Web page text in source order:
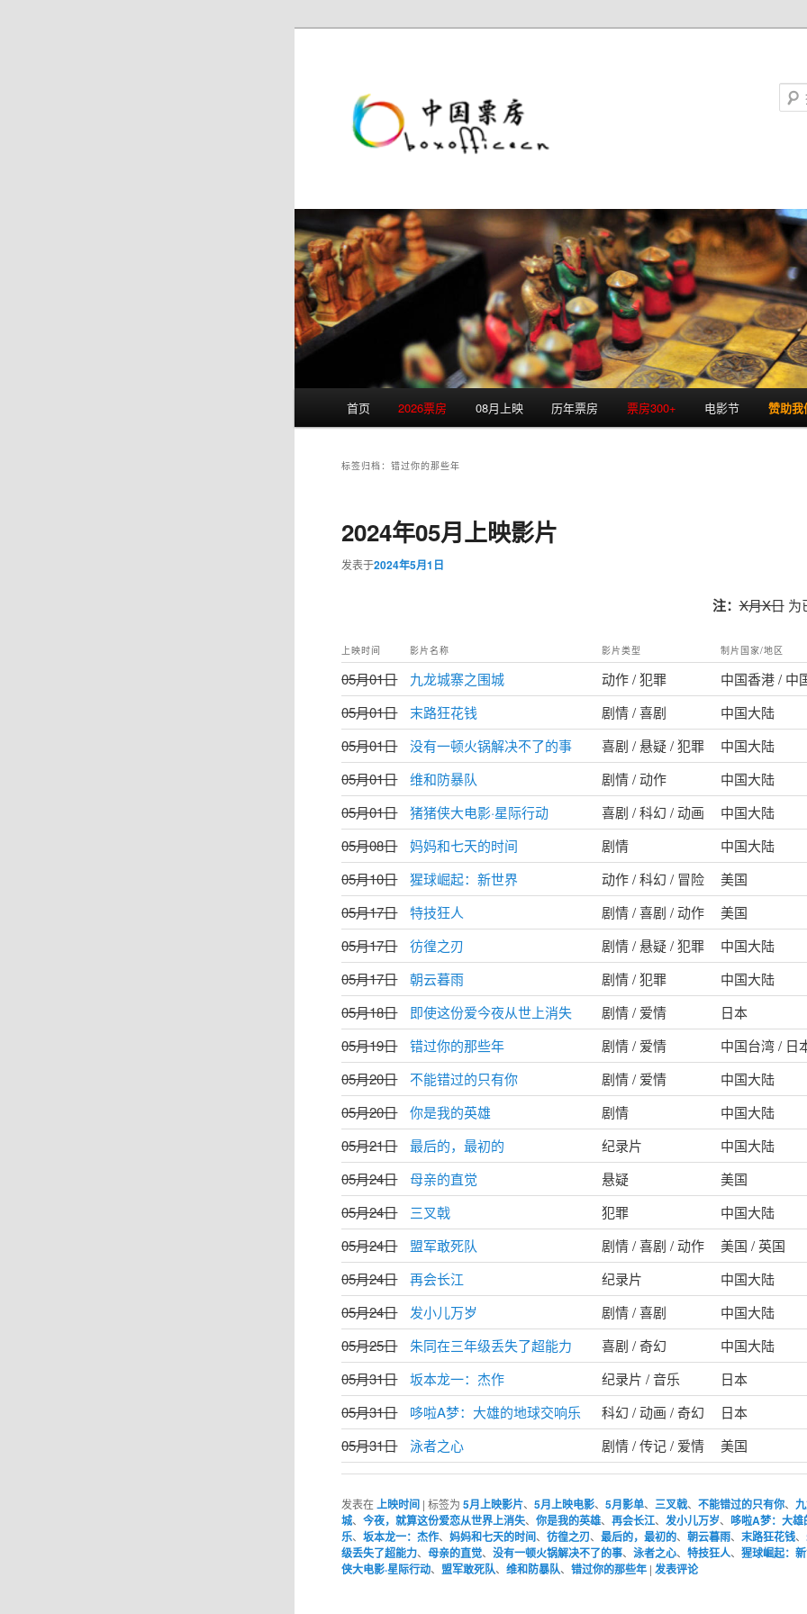
首页 2026票房 08月上映 历年票房 票房300+ 电影节 赞助我
标签归档：错过你的那些年
2024年05月上映影片
发表于2024年5月1日
注：X月X日为
上映时间 影片名称 影片类型 制片国家/地区
05月01日 九龙城寨之围城 动作 / 犯罪
中国香港 / 中
05月01日
末路狂花钱 剧情 / 喜剧
中国大陆
05月01日
没有一顿火锅解决不了的事 喜剧 / 悬疑 / 犯罪
中国大陆
05月01日
维和防暴队 剧情 / 动作
中国大陆
05月01日
猪猪侠大电影·星际行动 喜剧 / 科幻 / 动画
中国大陆
05月08日
妈妈和七天的时间 剧情
中国大陆
05月10日
猩球崛起：新世界 动作 / 科幻 / 冒险
美国
05月17日
特技狂人 剧情 / 喜剧 / 动作
美国
05月17日
彷徨之刃 剧情 / 悬疑 / 犯罪
中国大陆
05月17日
朝云暮雨 剧情 / 犯罪
中国大陆
05月18日
即使这份爱今夜从世上消失 剧情 / 爱情
日本
05月19日
错过你的那些年 剧情 / 爱情
中国台湾 / 日
05月20日
不能错过的只有你 剧情 / 爱情
中国大陆
05月20日
你是我的英雄 剧情
中国大陆
05月21日
最后的，最初的 纪录片
中国大陆
05月24日
母亲的直觉 悬疑
美国
05月24日
三叉戟 犯罪
中国大陆
05月24日
盟军敢死队 剧情 / 喜剧 / 动作
美国 / 英国
05月24日
再会长江 纪录片
中国大陆
05月24日
发小儿万岁 剧情 / 喜剧
中国大陆
05月25日
朱同在三年级丢失了超能力 喜剧 / 奇幻
中国大陆
05月31日
坂本龙一：杰作 纪录片 / 音乐
日本
05月31日
哆啦A梦：大雄的地球交响乐 科幻 / 动画 / 奇幻
日本
05月31日
泳者之心 剧情 / 传记 / 爱情 美国
发表在 上映时间 |标签为 5月上映影片、5月上映电影、5月影单、 三叉戟、不能错过的只有你、
城、今夜，就算这份爱恋从世界上消失、你是我的英雄、再会长江、发小儿万岁、 哆啦A梦：大
乐、坂本龙一：杰作、妈妈和七天的时间、彷徨之刃、最后的，最初的、朝云暮雨、末路狂花钱、
级丢失了超能力、母亲的直觉、没有一顿火锅解决不了的事、泳者之心、特技狂人、猩球崛起：
侠大电影·星际行动、 盟军敢死队、维和防暴队、错过你的那些年 |发表评论